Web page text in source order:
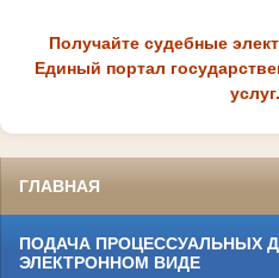
Получайте судебные
Единый портал
услуг.
ГЛАВНАЯ
ПОДАЧА ПРОЦЕССУАЛЬНЫХ
ЭЛЕКТРОННОМ ВИДЕ